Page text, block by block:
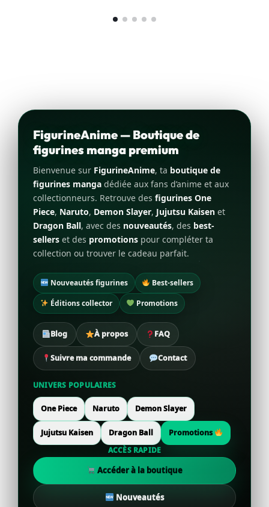
FigurineAnime — Boutique de
figurines manga premium
Bienvenue sur FigurineAnime, ta boutique de
figurines manga dédiée aux fans d’anime et aux
collectionneurs. Retrouve des figurines One
Piece, Naruto, Demon Slayer, Jujutsu Kaisen et
Dragon Ball, avec des nouveautés, des best-
sellers et des promotions pour compléter ta
collection ou trouver le cadeau parfait.
Nouveautés figurines
Best-sellers
Éditions collector
Promotions
Blog À propos FAQ
Suivre ma commande Contact
UNIVERS POPULAIRES
One Piece Naruto Demon Slayer
Jujutsu Kaisen Dragon Ball
Promotions
ACCÈS RAPIDE
Accéder à la boutique
Nouveautés